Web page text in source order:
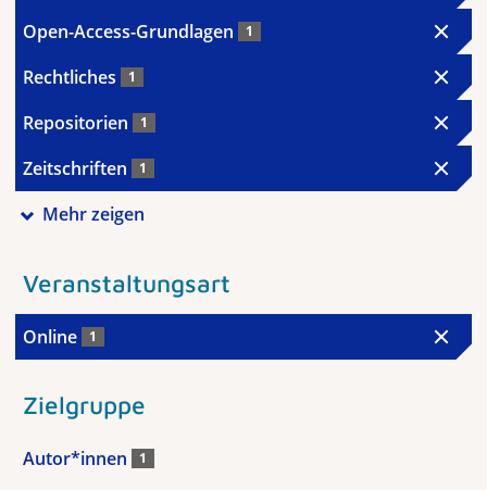
Open-Access-Grundlagen 1
Rechtliches 1
Repositorien 1
Zeitschriften 1
Mehr zeigen
Veranstaltungsart
Online 1
Zielgruppe
Autor*innen 1